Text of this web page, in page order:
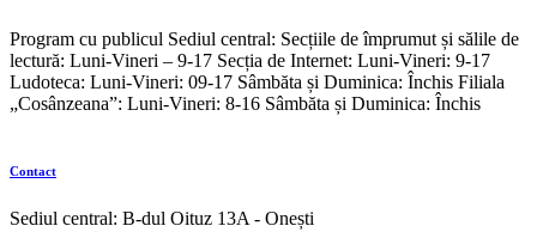
Program cu publicul Sediul central: Secțiile de împrumut și sălile de
lectură: Luni-Vineri – 9-17 Secția de Internet: Luni-Vineri: 9-17
Ludoteca: Luni-Vineri: 09-17 Sâmbăta și Duminica: Închis Filiala
„Cosânzeana”: Luni-Vineri: 8-16 Sâmbăta și Duminica: Închis
Contact
Sediul central: B-dul Oituz 13A - Onești